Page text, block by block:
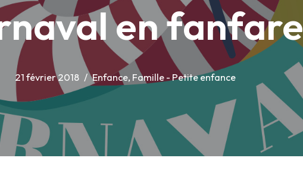
en fanfare
21 février 2018 Enfance, Famille - Petite enfance